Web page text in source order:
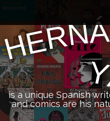
n
m
e
n
u
i
p
t
o
c
o
n
e
HERN
is a unique Spanish
and comics are his